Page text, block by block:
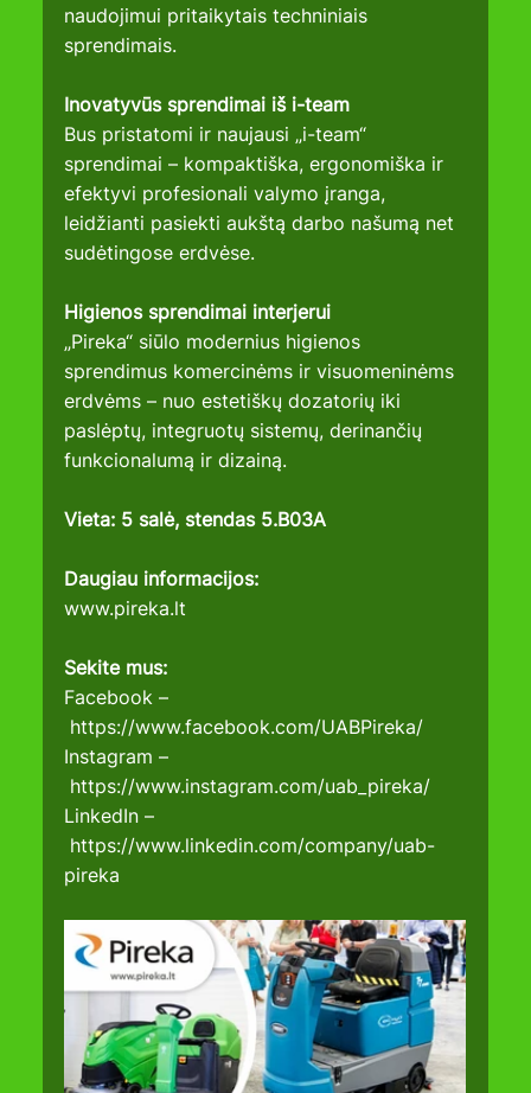
naudojimui pritaikytais techniniais
sprendimais.
Inovatyvūs sprendimai iš i-team
Bus pristatomi ir naujausi „i-team“
sprendimai – kompaktiška, ergonomiška ir
efektyvi profesionali valymo įranga,
leidžianti pasiekti aukštą darbo našumą net
sudėtingose erdvėse.
Higienos sprendimai interjerui
„Pireka“ siūlo modernius higienos
sprendimus komercinėms ir visuomeninėms
erdvėms – nuo estetiškų dozatorių iki
paslėptų, integruotų sistemų, derinančių
funkcionalumą ir dizainą.
Vieta: 5 salė, stendas 5.B03A
Daugiau informacijos:
www.pireka.lt
Sekite mus:
Facebook –
https://www.facebook.com/UABPireka/
Instagram –
https://www.instagram.com/uab_pireka/
LinkedIn –
https://www.linkedin.com/company/uab-
pireka